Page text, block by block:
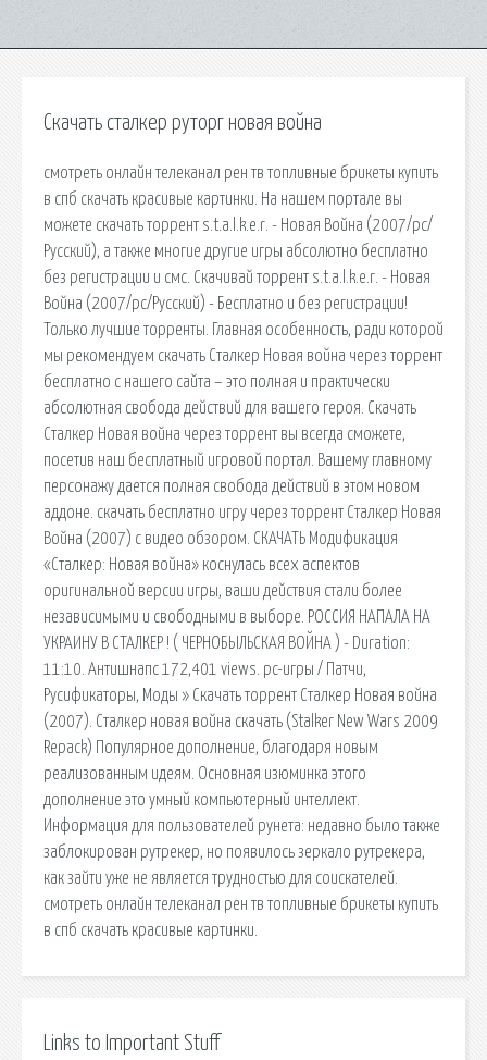
Скачать сталкер руторг новая война
смотреть онлайн телеканал рен тв топливные брикеты купить
в спб скачать красивые картинки. На нашем портале вы
можете скачать торрент s.t.a.l.k.e.r. - Новая Война (2007/pc/
Русский), а также многие другие игры абсолютно бесплатно
без регистрации и смс. Скачивай торрент s.t.a.l.k.e.r. - Новая
Война (2007/pc/Русский) - Бесплатно и без регистрации!
Только лучшие торренты. Главная особенность, ради которой
мы рекомендуем скачать Сталкер Новая война через торрент
бесплатно с нашего сайта – это полная и практически
абсолютная свобода действий для вашего героя. Скачать
Сталкер Новая война через торрент вы всегда сможете,
посетив наш бесплатный игровой портал. Вашему главному
персонажу дается полная свобода действий в этом новом
аддоне. скачать бесплатно игру через торрент Сталкер Новая
Война (2007) с видео обзором. СКАЧАТЬ Модификация
«Сталкер: Новая война» коснулась всех аспектов
оригинальной версии игры, ваши действия стали более
независимыми и свободными в выборе. РОССИЯ НАПАЛА НА
УКРАИНУ В СТАЛКЕР ! ( ЧЕРНОБЫЛЬСКАЯ ВОЙНА ) - Duration:
11:10. Антишнапс 172,401 views. pc-игры / Патчи,
Русификаторы, Моды » Скачать торрент Сталкер Новая война
(2007). Сталкер новая война скачать (Stalker New Wars 2009
Repack) Популярное дополнение, благодаря новым
реализованным идеям. Основная изюминка этого
дополнение это умный компьютерный интеллект.
Информация для пользователей рунета: недавно было также
заблокирован рутрекер, но появилось зеркало рутрекера,
как зайти уже не является трудностью для соискателей.
смотреть онлайн телеканал рен тв топливные брикеты купить
в спб скачать красивые картинки.
Links to Important Stuff